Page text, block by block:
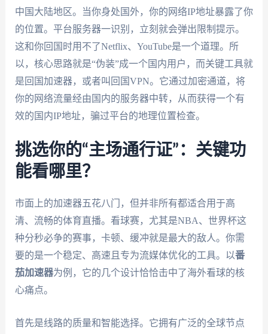
中国大陆地区。当你身处国外，你的网络IP地址暴露了你
的位置。平台服务器一识别，立刻就会弹出限制提示。
这和你回国时用不了Netflix、YouTube是一个道理。所
以，核心思路就是“伪装”成一个国内用户，而关键工具就
是回国加速器，或者叫回国VPN。它通过加密通道，将
你的网络流量经由国内的服务器中转，从而获得一个有
效的国内IP地址，骗过平台的地理位置检查。
挑选你的“主场通行证”：关键功
能看哪里？
市面上的加速器五花八门，但并非所有都适合用于高
清、流畅的体育直播。看球赛，尤其是NBA、世界杯这
种分秒必争的赛事，卡顿、缓冲就是最大的敌人。你需
要的是一个稳定、高速且专为流媒体优化的工具。以番
茄加速器为例，它的几个设计恰恰击中了海外看球的核
心痛点。
首先是线路的质量和智能选择。它拥有广泛的全球节点